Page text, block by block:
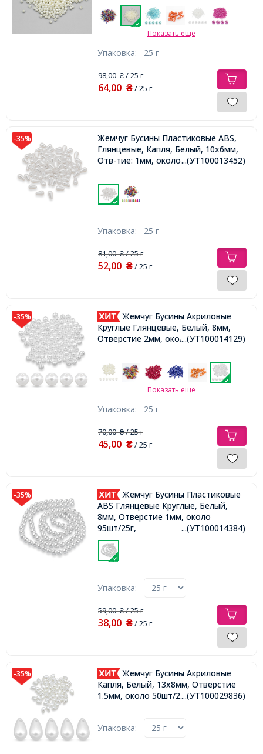
Показать еще
Упаковка: 25 г
98,00₴/ 25 г
64,00 ₴/ 25 г
-35%
Жемчуг Бусины Пластиковые ABS,
Глянцевые, Капля, Белый, 10х6мм,
Отв-тие: 1мм, около 155шт/25г,
...(УТ100013452)
Упаковка: 25 г
81,00₴/ 25 г
52,00 ₴/ 25 г
-35%
Жемчуг Бусины Акриловые
Круглые Глянцевые, Белый, 8мм,
Отверстие 2мм, около 90шт/25г,
...(УТ100014129)
Показать еще
Упаковка: 25 г
70,00₴/ 25 г
45,00 ₴/ 25 г
-35%
Жемчуг Бусины Пластиковые
ABS Глянцевые Круглые, Белый,
8мм, Отверстие 1мм, около
95шт/25г,
...(УТ100014384)
Упаковка:
59,00₴/ 25 г
38,00 ₴/ 25 г
-35%
Жемчуг Бусины Акриловые
Капля, Белый, 13х8мм, Отверстие
1.5мм, около 50шт/25г,...(УТ100029836)
Упаковка: